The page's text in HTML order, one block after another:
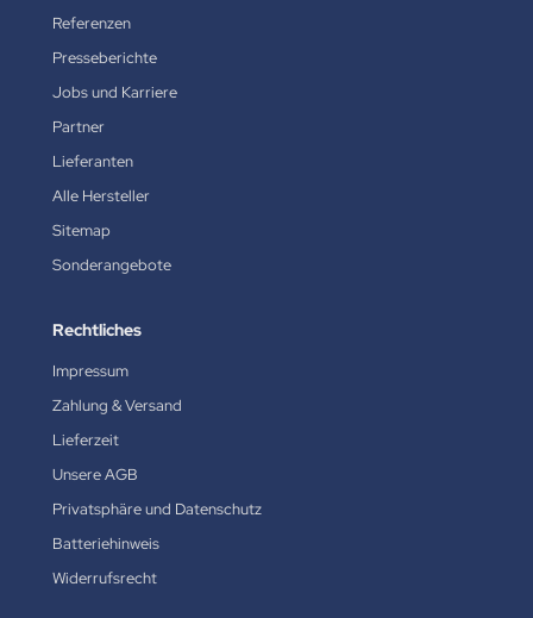
Referenzen
Presseberichte
Jobs und Karriere
Partner
Lieferanten
Alle Hersteller
Sitemap
Sonderangebote
Rechtliches
Impressum
Zahlung & Versand
Lieferzeit
Unsere AGB
Privatsphäre und Datenschutz
Batteriehinweis
Widerrufsrecht